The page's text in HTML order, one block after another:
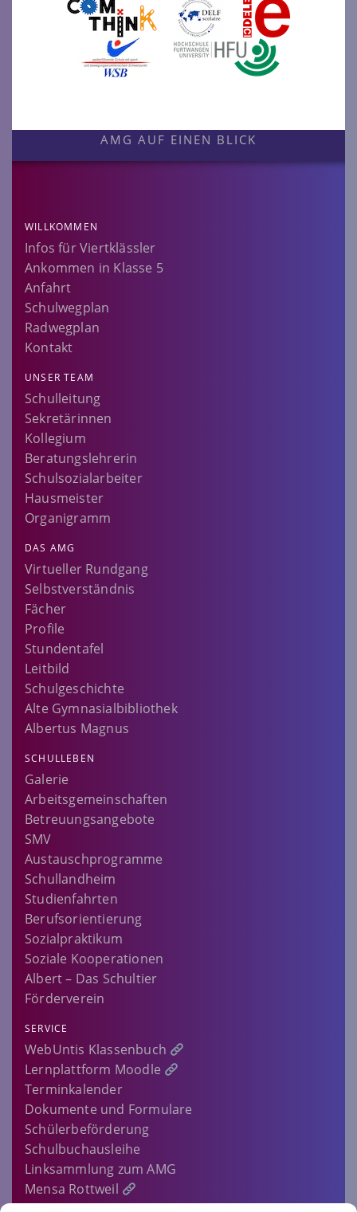
AMG AUF EINEN BLICK
WILLKOMMEN
Infos für Viertklässler
Ankommen in Klasse 5
Anfahrt
Schulwegplan
Radwegplan
Kontakt
UNSER TEAM
Schulleitung
Sekretärinnen
Kollegium
Beratungslehrerin
Schulsozialarbeiter
Hausmeister
Organigramm
DAS AMG
Virtueller Rundgang
Selbstverständnis
Fächer
Profile
Stundentafel
Leitbild
Schulgeschichte
Alte Gymnasialbibliothek
Albertus Magnus
SCHULLEBEN
Galerie
Arbeitsgemeinschaften
Betreuungsangebote
SMV
Austauschprogramme
Schullandheim
Studienfahrten
Berufsorientierung
Sozialpraktikum
Soziale Kooperationen
Albert – Das Schultier
Förderverein
SERVICE
WebUntis Klassenbuch
Lernplattform Moodle
Terminkalender
Dokumente und Formulare
Schülerbeförderung
Schulbuchausleihe
Linksammlung zum AMG
Mensa Rottweil